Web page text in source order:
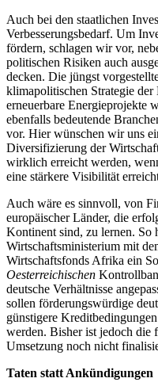
Auch bei den staatlichen
Verbesserungsbedarf. Um
fördern, schlagen wir vor,
politischen Risiken auch
decken. Die jüngst
klimapolitischen Strategie
erneuerbare Energieprojekte
ebenfalls bedeutende
vor. Hier wünschen wir uns
Diversifizierung der
wirklich erreicht werden,
eine stärkere Visibilität
Auch wäre es sinnvoll, von
europäischer Länder, die
Kontinent sind, zu lernen. So
Wirtschaftsministerium mit
Wirtschaftsfonds Afrika ein
Oesterreichischen
deutsche Verhältnisse
sollen förderungswürdige
günstigere
werden. Bisher ist jedoch die
Umsetzung noch nicht
Taten statt Ankündigungen